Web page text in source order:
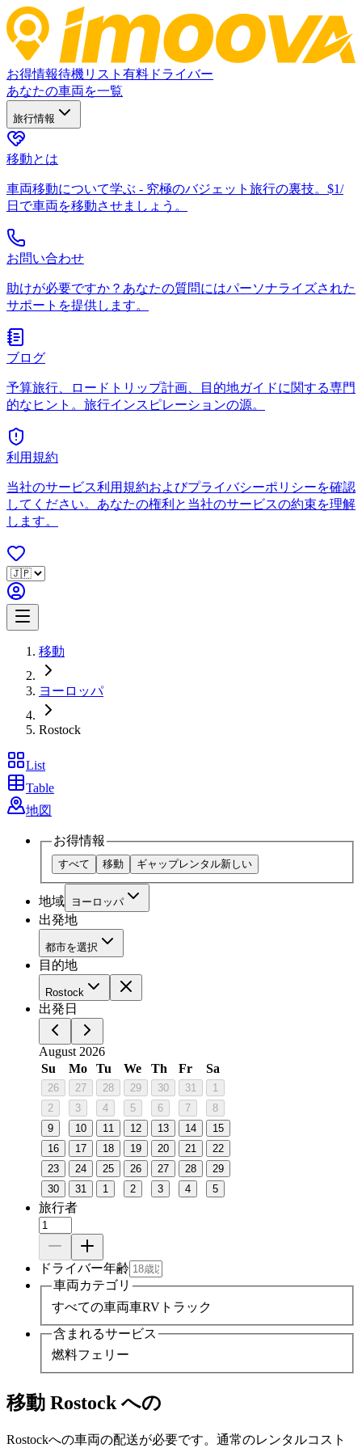
お得情報待機リスト 有料ドライバー
あなたの車両を一覧
旅行情報
移動とは
車両移動について学ぶ - 究極のバジェット旅行の裏技。$1/
日で車両を移動させましょう。
お問い合わせ
助けが必要ですか？あなたの質問にはパーソナライズされた
サポートを提供します。
ブログ
予算旅行、ロードトリップ計画、目的地ガイドに関する専門
的なヒント。旅行インスピレーションの源。
利用規約
当社のサービス利用規約およびプライバシーポリシーを確認
してください。あなたの権利と当社のサービスの約束を理解
します。
移動
ヨーロッパ
Rostock
List
Table
地図
お得情報
すべて 移動 ギャップレンタル新しい
地域 ヨーロッパ
出発地
都市を選択
目的地
Rostock
出発日
August 2026
Su
Mo Tu We Th Fr Sa
26 27 28 29 30 31
1
2
3 4 5 6 7
8
9
10 11 12 13 14
15
16
17 18 19 20 21
22
23
24 25 26 27 28
29
30
31 1 2 3 4 5
旅行者
ドライバー年齢
車両カテゴリ
すべての車両車RV トラック
含まれるサービス
燃料フェリー
移動 Rostock への
Rostockへの車両の配送が必要です。通常のレンタルコスト